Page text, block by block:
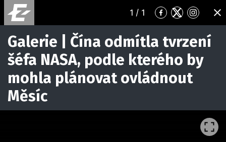
1 / 1
Přejít
na
Facebook
Přejít
na
Twitter
Přejít
na
Galerie | Čína odmítla tvrzení
šéfa NASA, podle kterého by
mohla plánovat ovládnout
Měsíc